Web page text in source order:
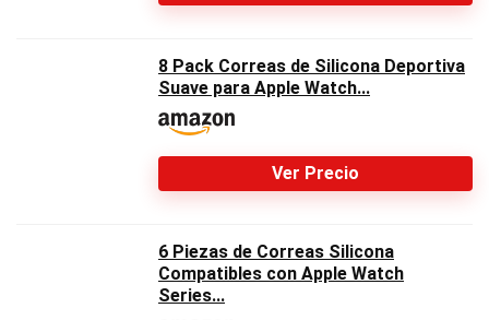
8 Pack Correas de Silicona Deportiva
Suave para Apple Watch...
Ver Precio
6 Piezas de Correas Silicona
Compatibles con Apple Watch
Series...